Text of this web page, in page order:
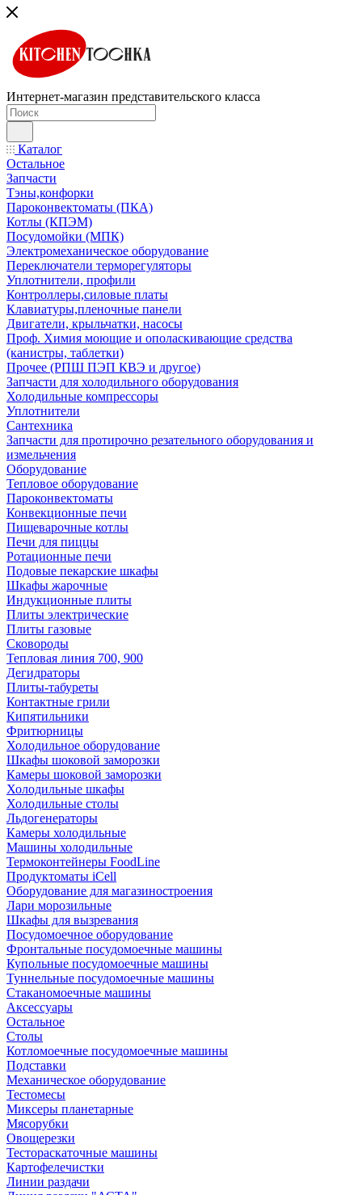
Интернет-магазин представительского класса
Каталог
Остальное
Запчасти
Тэны,конфорки
Пароконвектоматы (ПКА)
Котлы (КПЭМ)
Посудомойки (МПК)
Электромеханическое оборудование
Переключатели терморегуляторы
Уплотнители, профили
Контроллеры,силовые платы
Клавиатуры,пленочные панели
Двигатели, крыльчатки, насосы
Проф. Химия моющие и ополаскивающие средства
(канистры, таблетки)
Прочее (РПШ ПЭП КВЭ и другое)
Запчасти для холодильного оборудования
Холодильные компрессоры
Уплотнители
Сантехника
Запчасти для протирочно резательного оборудования и
измельчения
Оборудование
Тепловое оборудование
Пароконвектоматы
Конвекционные печи
Пищеварочные котлы
Печи для пиццы
Ротационные печи
Подовые пекарские шкафы
Шкафы жарочные
Индукционные плиты
Плиты электрические
Плиты газовые
Сковороды
Тепловая линия 700, 900
Дегидраторы
Плиты-табуреты
Контактные грили
Кипятильники
Фритюрницы
Холодильное оборудование
Шкафы шоковой заморозки
Камеры шоковой заморозки
Холодильные шкафы
Холодильные столы
Льдогенераторы
Камеры холодильные
Машины холодильные
Термоконтейнеры FoodLine
Продуктоматы iCell
Оборудование для магазиностроения
Лари морозильные
Шкафы для вызревания
Посудомоечное оборудование
Фронтальные посудомоечные машины
Купольные посудомоечные машины
Туннельные посудомоечные машины
Стаканомоечные машины
Аксессуары
Остальное
Столы
Котломоечные посудомоечные машины
Подставки
Механическое оборудование
Тестомесы
Миксеры планетарные
Мясорубки
Овощерезки
Тестораскаточные машины
Картофелечистки
Линии раздачи